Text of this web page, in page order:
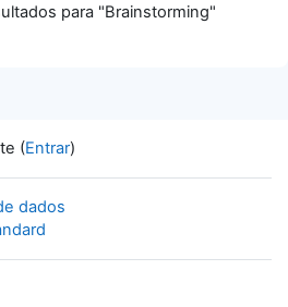
para "Brainstorming"
(Entrar)
dados